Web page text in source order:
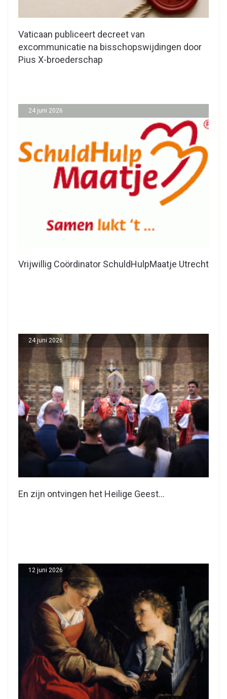
Vaticaan publiceert decreet van
excommunicatie na bisschopswijdingen door
Pius X-broederschap
Vrijwillig Coördinator SchuldHulpMaatje Utrecht
24 juni 2026
En zijn ontvingen het Heilige Geest…
24 juni 2026
12 juni 2026